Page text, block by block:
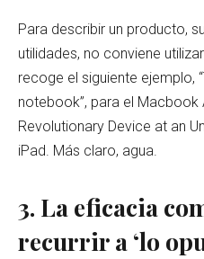
Para describir un producto,
utilidades, no conviene
recoge el siguiente ejemplo,
notebook”, para el Macbook
Revolutionary Device at an
iPad. Más claro, agua.
3. La eficacia
recurrir a ‘lo